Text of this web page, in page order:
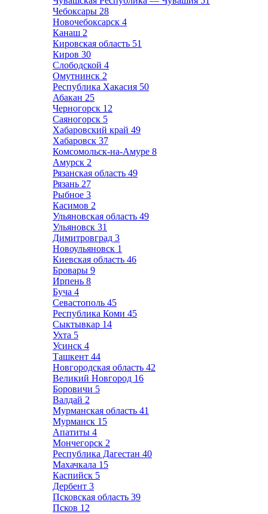
Чебоксары 28
Новочебоксарск 4
Канаш 2
Кировская область 51
Киров 30
Слободской 4
Омутнинск 2
Республика Хакасия 50
Абакан 25
Черногорск 12
Саяногорск 5
Хабаровский край 49
Хабаровск 37
Комсомольск-на-Амуре 8
Амурск 2
Рязанская область 49
Рязань 27
Рыбное 3
Касимов 2
Ульяновская область 49
Ульяновск 31
Димитровград 3
Новоульяновск 1
Киевская область 46
Бровары 9
Ирпень 8
Буча 4
Севастополь 45
Республика Коми 45
Сыктывкар 14
Ухта 5
Усинск 4
Ташкент 44
Новгородская область 42
Великий Новгород 16
Боровичи 5
Валдай 2
Мурманская область 41
Мурманск 15
Апатиты 4
Мончегорск 2
Республика Дагестан 40
Махачкала 15
Каспийск 5
Дербент 3
Псковская область 39
Псков 12